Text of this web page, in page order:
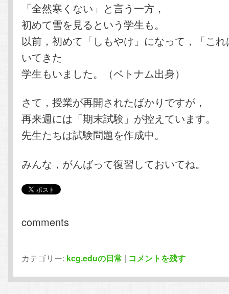
「全然寒くない」と言う一方，
初めて雪を見るという学生も。
以前，初めて「しもやけ」になって，「こ
いてきた
学生もいました。（ベトナム出身）
さて，授業が再開されたばかりですが，
再来週には「期末試験」が控えています。
先生たちは試験問題を作成中。
みんな，がんばって復習しておいてね。
comments
カテゴリー: kcg.eduの日常 | コメントを残す